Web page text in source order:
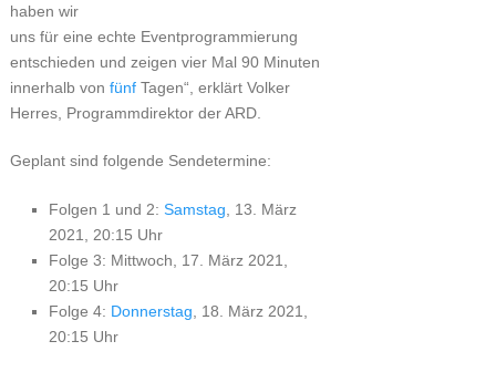
haben wir
uns für eine echte Eventprogrammierung
entschieden und zeigen vier Mal 90 Minuten
innerhalb von fünfTagen“, erklärt Volker
Herres, Programmdirektor der ARD.
Geplant sind folgende Sendetermine:
Folgen 1 und 2: Samstag , 13. März
2021, 20:15 Uhr
Folge 3: Mittwoch, 17. März 2021,
20:15 Uhr
Folge 4: Donnerstag , 18. März 2021,
20:15 Uhr